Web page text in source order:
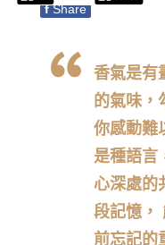
f Share
香氣是有
的氣味，
你感動難
是種語言
心深處的
段記憶，
前忘記的